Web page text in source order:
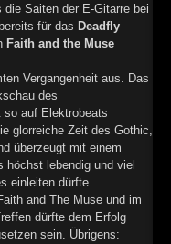
Saiten der E-Gitarre bei
für das Deadfly
Faith and the Muse
Vergangenheit aus. Das
des
so auf Elektrobeats
glorreiche Zeit des Gothic,
überzeugt mit einem
höchst lebendig und viel
einleiten dürfte.
and The Muse und im
dürfte dem Erfolg
sein. Übrigens: